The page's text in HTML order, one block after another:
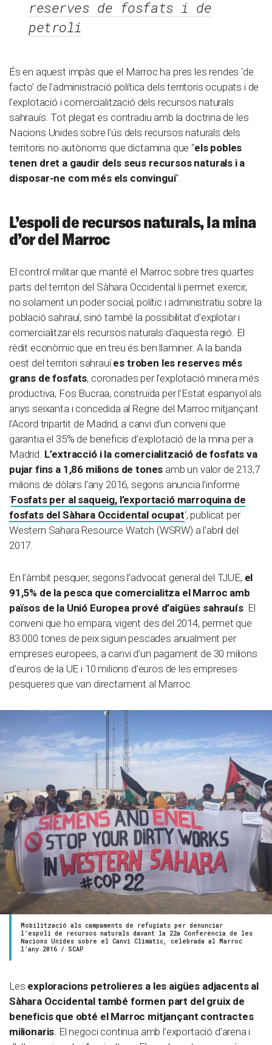
reserves de fosfats i de
petroli
És en aquest impàs que el Marroc ha pres les rendes ‘de
facto’ de l’administració política dels territoris ocupats i de
l’explotació i comercialització dels recursos naturals
sahrauís. Tot plegat es contradiu amb la doctrina de les
Nacions Unides sobre l’ús dels recursos naturals dels
territoris no autònoms que dictamina que “els pobles
tenen dret a gaudir dels seus recursos naturals i a
disposar-ne com més els convingui“.
L’espoli de recursos naturals, la mina
d’or del Marroc
El control militar que manté el Marroc sobre tres quartes
parts del territori del Sàhara Occidental li permet exercir,
no solament un poder social, polític i administratiu sobre la
població sahrauí, sinó també la possibilitat d’explotar i
comercialitzar els recursos naturals d’aquesta regió. El
rèdit econòmic que en treu és ben llaminer. A la banda
oest del territori sahrauíes troben les reserves més
grans de fosfats, coronades per l’explotació minera més
productiva, Fos Bucraa, construïda per l’Estat espanyol als
anys seixanta i concedida al Regne del Marroc mitjançant
l’Acord tripartit de Madrid, a canvi d’un conveni que
garantia el 35% de beneficis d’explotació de la mina per a
Madrid. L’extracció i la comercialització de fosfats va
pujar fins a 1,86 milions de tones amb un valor de 213,7
milions de dòlars l’any 2016, segons anuncia l’informe
‘Fosfats per al saqueig, l’exportació marroquina de
fosfats del Sàhara Occidental ocupat‘, publicat per
Western Sahara Resource Watch (WSRW) a l’abril del
2017.
En l’àmbit pesquer, segons l’advocat general del TJUE, el
91,5% de la pesca que comercialitza el Marroc amb
països de la Unió Europea prové d’aigües sahrauís. El
conveni que ho empara, vigent des del 2014, permet que
83.000 tones de peix siguin pescades anualment per
empreses europees, a canvi d’un pagament de 30 milions
d’euros de la UE i 10 milions d’euros de les empreses
pesqueres que van directament al Marroc.
Mobilització als campaments de refugiats per denunciar
l’espoli de recursos naturals davant la 22a Conferència de les
Nacions Unides sobre el Canvi Climàtic, celebrada al Marroc
l’any 2016 / SCAP
Les exploracions petrolieres a les aigües adjacents al
Sàhara Occidental també formen part del gruix de
beneficis que obté el Marroc mitjançant contractes
milionaris. El negoci continua amb l’exportació d’arena i